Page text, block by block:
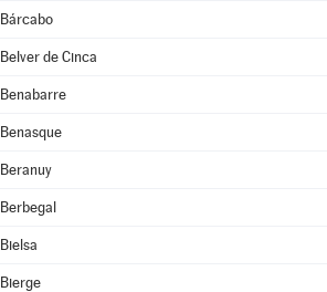
Bárcabo
Belver de Cinca
Benabarre
Benasque
Beranuy
Berbegal
Bielsa
Bierge